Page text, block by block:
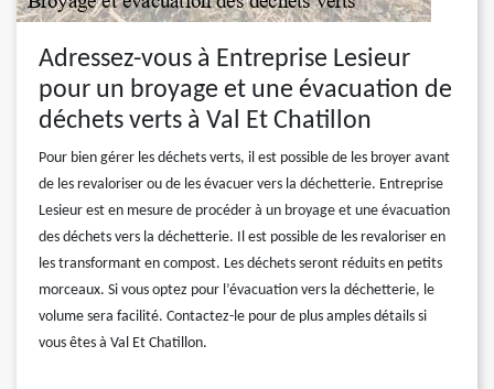
Adressez-vous à Entreprise Lesieur
pour un broyage et une évacuation de
déchets verts à Val Et Chatillon
Pour bien gérer les déchets verts, il est possible de les broyer avant
de les revaloriser ou de les évacuer vers la déchetterie. Entreprise
Lesieur est en mesure de procéder à un broyage et une évacuation
des déchets vers la déchetterie. Il est possible de les revaloriser en
les transformant en compost. Les déchets seront réduits en petits
morceaux. Si vous optez pour l’évacuation vers la déchetterie, le
volume sera facilité. Contactez-le pour de plus amples détails si
vous êtes à Val Et Chatillon.